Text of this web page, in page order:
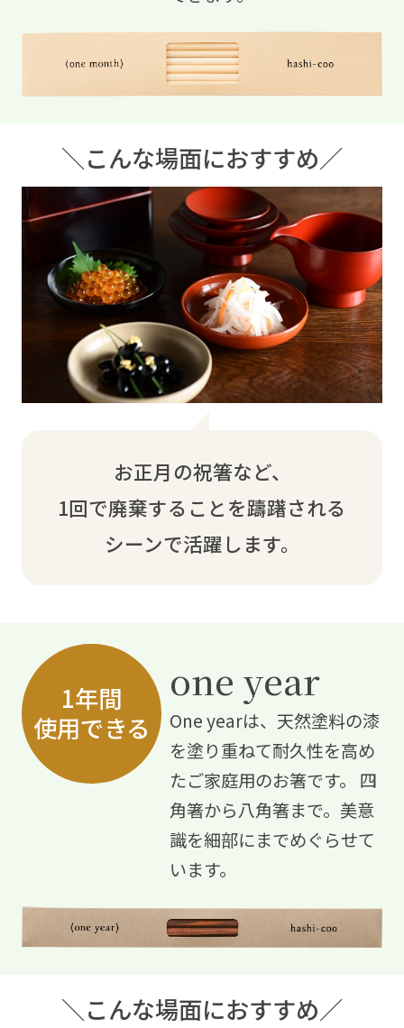
＼こんな場面におすすめ／
お正月の祝箸など、
1回で廃棄することを躊躇される
シーンで活躍します。
1年間
使用できる
one year
One yearは、天然塗料の漆
を塗り重ねて耐久性を高め
たご家庭用のお箸です。
四
角箸から八角箸まで。美意
識を細部にまでめぐらせて
います。
＼こんな場面におすすめ／